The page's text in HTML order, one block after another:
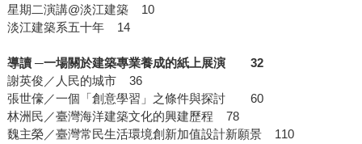
星期二演講@淡江建築 10
淡江建築系五十年 14
導讀 ─一場關於建築專業養成的紙上展演 32
謝英俊／人民的城市 36
張世儫／一個「創意學習」之條件與探討 60
林洲民／臺灣海洋建築文化的興建歷程 78
魏主榮／臺灣常民生活環境創新加值設計新願景 110